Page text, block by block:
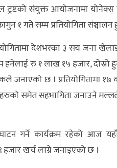
संयुक्त आयोजनामा योनेक्स
१ गते सम्म प्रतियोगिता
देशभरका ३ सय जना
हनेलाई रु १ लाख १५ हजार,
जनाएको छ । प्रतियोगितामा १७
समेत सहभागिता जनाउने
गर्ने कार्यक्रम रहेको आज
हजार खर्च लाग्ने जनाइएको छ ।